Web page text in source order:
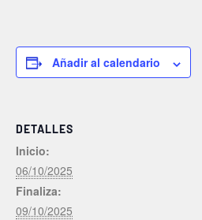
Añadir al calendario
DETALLES
Inicio:
06/10/2025
Finaliza:
09/10/2025